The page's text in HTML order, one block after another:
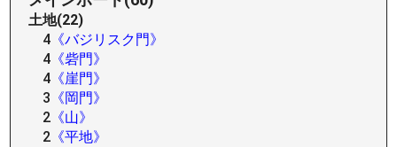
土地(22)
4 《バジリスク門》
4 《砦門》
4 《崖門》
3 《岡門》
2 《山》
2 《平地》